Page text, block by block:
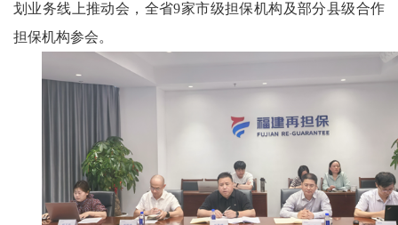
划业务线上推动会，全省9家市级担保机构及部分县级合作
担保机构参会。